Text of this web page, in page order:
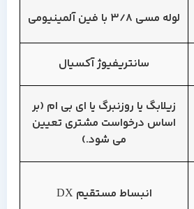
لوله مسی 3/8 با فین آلمینیومی
سانتریفیوژ آکسیال
زیلابگ یا روزنبرگ یا ای بی ام (بر
اساس درخواست مشتری تعیین
می شود.)
انبساط مستقیم DX